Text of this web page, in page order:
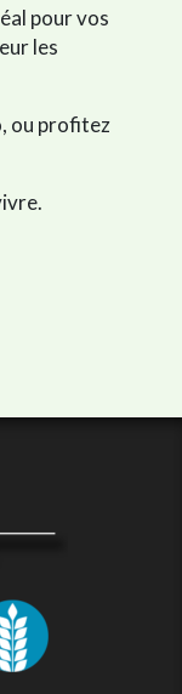
pour vos
les
ou profitez